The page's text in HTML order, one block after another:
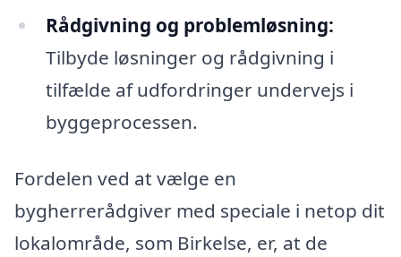
Rådgivning og problemløsning:
Tilbyde løsninger og rådgivning i
tilfælde af udfordringer undervejs i
byggeprocessen.
Fordelen ved at vælge en
bygherrerådgiver med speciale i netop dit
lokalområde, som Birkelse, er, at de